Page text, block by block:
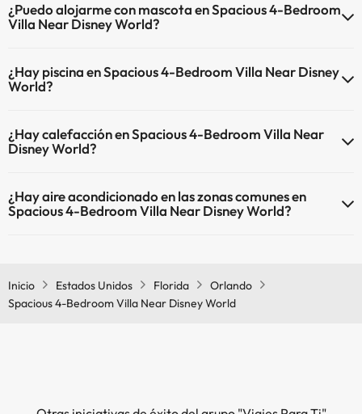
¿Puedo alojarme con mascota en Spacious 4-Bedroom
Villa Near Disney World?
mascotas.
¿Hay piscina en Spacious 4-Bedroom Villa Near Disney
World?
servicio puede ser de pago) Aquí tienes más info sobre la piscina y
otras instalaciones.
Piscina al aire libre (toda la temporada)
¿Hay calefacción en Spacious 4-Bedroom Villa Near
Disney World?
en las zonas comunes.
¿Hay aire acondicionado en las zonas comunes en
Spacious 4-Bedroom Villa Near Disney World?
Inicio
Estados Unidos Florida
Orlando
Spacious 4-Bedroom Villa Near Disney World